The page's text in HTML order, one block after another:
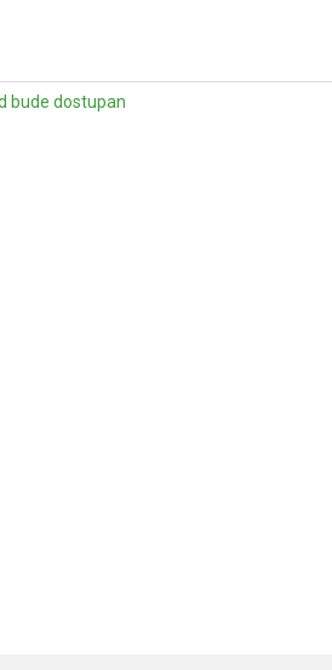
bude dostupan